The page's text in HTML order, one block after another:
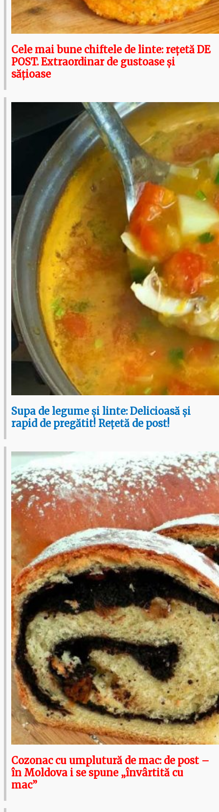
Cele mai bune chiftele de linte: rețetă DE
POST. Extraordinar de gustoase și
sățioase
Supa de legume și linte: Delicioasă și
rapid de pregătit! Rețetă de post!
Cozonac cu umplutură de mac: de post –
în Moldova i se spune „învârtită cu
mac”